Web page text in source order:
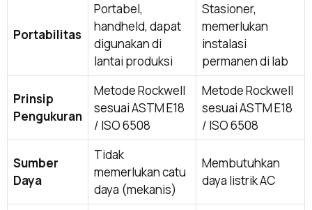
Portabilitas
Portabel,
handheld, dapat
digunakan di
lantai produksi
Stasioner,
memerlukan
instalasi
permanen di lab
Prinsip
Pengukuran
Metode Rockwell
sesuai ASTM E18
/ ISO 6508
Metode Rockwell
sesuai ASTM E18
/ ISO 6508
Sumber
Daya
Tidak
memerlukan catu
daya (mekanis)
Membutuhkan
daya listrik AC